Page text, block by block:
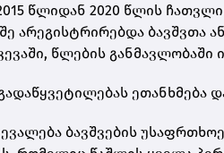
წლიდან 2020 წლის
არეგისტრირებდა ბავშვთა
წლების განმავლობაში
გადაწყვეტილებას ეთანხმება
ევალება ბავშვების